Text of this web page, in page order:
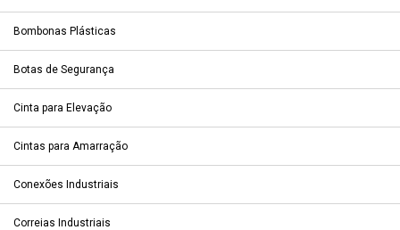
Bombonas Plásticas
Botas de Segurança
Cinta para Elevação
Cintas para Amarração
Conexões Industriais
Correias Industriais